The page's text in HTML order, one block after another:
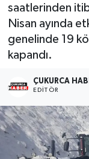
saatlerinden
Nisan ayında
genelinde 19
kapandı.
ÇUKURCA
EDITÖR
Hakkari
Siyaset
Son Dakika
Teknoloji